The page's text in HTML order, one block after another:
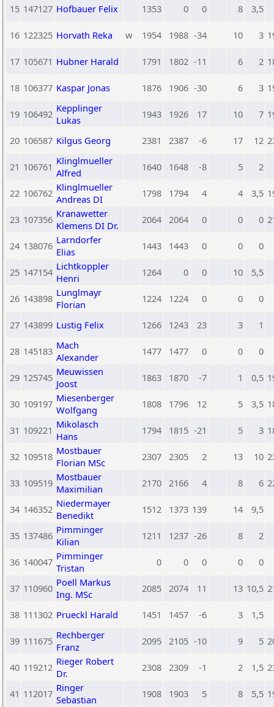
15 147127 Hofbauer Felix 1353 0 0 8 3,5
16 122325 Horvath Reka w 1954 1988 -34 10 3
17 105671 Hubner Harald 1791 1802 -11 6 2
18 106377 Kaspar Jonas 1876 1906 -30 6 3
19 106492 Kepplinger
Lukas
1943 1926 17 10 7
20 106587 Kilgus Georg 2381 2387 -6 17 12
21 106761 Klinglmueller
Alfred
1640 1648 -8 5 2
22 106762 Klinglmueller
Andreas DI
1798 1794 4 4 3,5
23 107356 Kranawetter
Klemens DI Dr.
2064 2064 0 0 0
24 138076 Larndorfer
Elias
1443 1443 0 0 0
25 147154 Lichtkoppler
Henri
1264 0 0 10 5,5
26 143898 Lunglmayr
Florian
1224 1224 0 0 0
27 143899 Lustig Felix 1266 1243 23 3 1
28 145183 Mach
Alexander
1477 1477 0 0 0
29 125745 Meuwissen
Joost
1863 1870 -7 1 0,5
30 109197 Miesenberger
Wolfgang
1808 1796 12 5 3,5
31 109221 Mikolasch
Hans
1794 1815 -21 5 3
32 109518 Mostbauer
Florian MSc
2307 2305 2 13 10
33 109519 Mostbauer
Maximilian
2170 2166 4 8 6
34 146352 Niedermayer
Benedikt
1512 1373 139 14 9,5
35 137486 Pimminger
Kilian
1211 1237 -26 8 2
36 140047 Pimminger
Tristan
0 0 0 0 0
37 110960 Poell Markus
Ing. MSc
2085 2074 11 13 10,5
38 111302 Prueckl Harald 1451 1457 -6 3 1,5
39 111675 Rechberger
Franz
2095 2105 -10 9 5
40 119212 Rieger Robert
Dr.
2308 2309 -1 2 1,5
41 112017 Ringer
Sebastian
1908 1903 5 8 5,5